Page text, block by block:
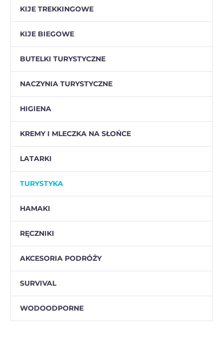
KIJE TREKKINGOWE
KIJE BIEGOWE
BUTELKI TURYSTYCZNE
NACZYNIA TURYSTYCZNE
HIGIENA
KREMY I MLECZKA NA SŁOŃCE
LATARKI
TURYSTYKA
HAMAKI
RĘCZNIKI
AKCESORIA PODRÓŻY
SURVIVAL
WODOODPORNE